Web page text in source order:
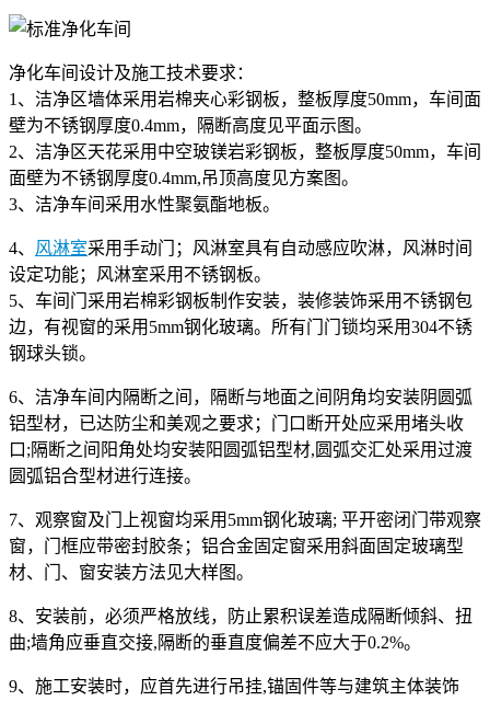
净化车间设计及施工技术要求：
1、洁净区墙体采用岩棉夹心彩钢板，整板厚度50mm，车间面
壁为不锈钢厚度0.4mm，隔断高度见平面示图。
2、洁净区天花采用中空玻镁岩彩钢板，整板厚度50mm，车间
面壁为不锈钢厚度0.4mm,吊顶高度见方案图。
3、洁净车间采用水性聚氨酯地板。
4、 风淋室采用手动门；风淋室具有自动感应吹淋，风淋时间
设定功能；风淋室采用不锈钢板。
5、车间门采用岩棉彩钢板制作安装，装修装饰采用不锈钢包
边，有视窗的采用5mm钢化玻璃。所有门门锁均采用304不锈
钢球头锁。
6、洁净车间内隔断之间，隔断与地面之间阴角均安装阴圆弧
铝型材，已达防尘和美观之要求；门口断开处应采用堵头收
口;隔断之间阳角处均安装阳圆弧铝型材,圆弧交汇处采用过渡
圆弧铝合型材进行连接。
7、观察窗及门上视窗均采用5mm钢化玻璃; 平开密闭门带观察
窗，门框应带密封胶条；铝合金固定窗采用斜面固定玻璃型
材、门、窗安装方法见大样图。
8、安装前，必须严格放线，防止累积误差造成隔断倾斜、扭
曲;墙角应垂直交接,隔断的垂直度偏差不应大于0.2%。
9、施工安装时，应首先进行吊挂,锚固件等与建筑主体装饰